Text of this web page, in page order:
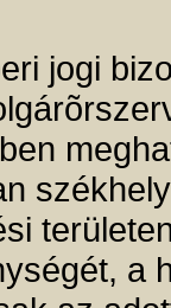
jogi
a